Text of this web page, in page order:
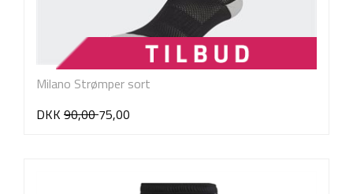
Milano Strømper sort
DKK 90,0075,00